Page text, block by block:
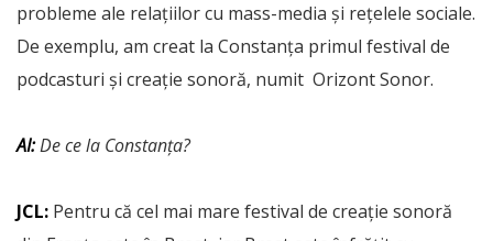
probleme ale relațiilor cu mass-media și rețelele sociale.
De exemplu, am creat la Constanța primul festival de
podcasturi și creație sonoră, numit Orizont Sonor.
AI:De ce la Constanța?
JCL: Pentru că cel mai mare festival de creație sonoră